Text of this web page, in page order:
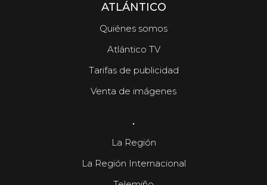
ATLÁNTICO
Quiénes somos
Atlántico TV
Tarifas de publicidad
Venta de imágenes
.
La Región
La Región Internacional